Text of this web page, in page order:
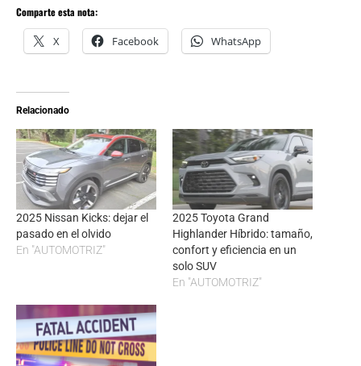
Comparte esta nota:
X Facebook WhatsApp
Relacionado
2025 Nissan Kicks: dejar el
pasado en el olvido
En "AUTOMOTRIZ"
2025 Toyota Grand
Highlander Híbrido: tamaño,
confort y eficiencia en un
solo SUV
En "AUTOMOTRIZ"